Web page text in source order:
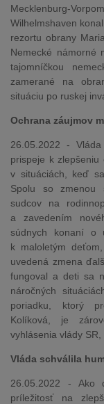
Mecklenburg-
Wilhelmshaven
rezortu obrany
Nemecké námorné
tajomníčkou
zamerané na
situáciu po ruskej
Ochrana záujmov
26.05.2022 -
prispeje k
v situáciách, keď
Spolu so zmenou
sudcov na
a zavedením
súdnych konaní o
k maloletým
uvedená zmena
fungoval a deti sa
náročných
poriadku, ktorý
Kolíková, je
vyhlásenia vlády SR,
Vláda schválila
26.05.2022 - Ako
príležitosť na